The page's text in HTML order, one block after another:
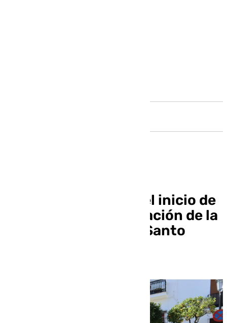
El alcalde supervisa el inicio de
las obras de remodelación de la
Plaza España y calle Santo